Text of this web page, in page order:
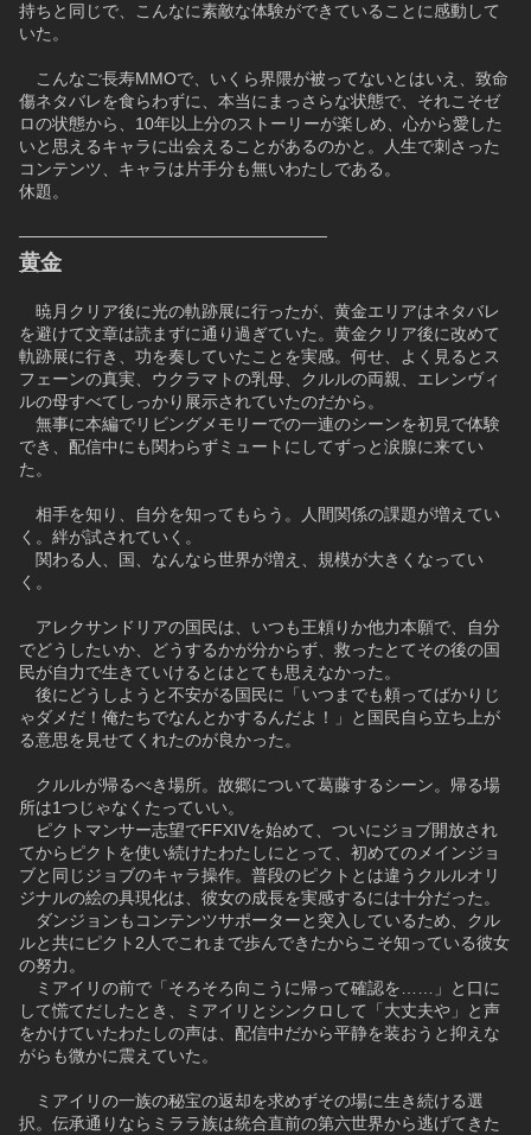
持ちと同じで、こんなに素敵な体験ができていることに感動して
いた。
こんなご長寿MMOで、いくら界隈が被ってないとはいえ、致命
傷ネタバレを食らわずに、本当にまっさらな状態で、それこそゼ
ロの状態から、10年以上分のストーリーが楽しめ、心から愛した
いと思えるキャラに出会えることがあるのかと。人生で刺さった
コンテンツ、キャラは片手分も無いわたしである。
休題。
──────────────────────────
黄金
暁月クリア後に光の軌跡展に行ったが、黄金エリアはネタバレ
を避けて文章は読まずに通り過ぎていた。黄金クリア後に改めて
軌跡展に行き、功を奏していたことを実感。何せ、よく見るとス
フェーンの真実、ウクラマトの乳母、クルルの両親、エレンヴィ
ルの母すべてしっかり展示されていたのだから。
無事に本編でリビングメモリーでの一連のシーンを初見で体験
でき、配信中にも関わらずミュートにしてずっと涙腺に来てい
た。
相手を知り、自分を知ってもらう。人間関係の課題が増えてい
く。絆が試されていく。
関わる人、国、なんなら世界が増え、規模が大きくなってい
く。
アレクサンドリアの国民は、いつも王頼りか他力本願で、自分
でどうしたいか、どうするかが分からず、救ったとてその後の国
民が自力で生きていけるとはとても思えなかった。
後にどうしようと不安がる国民に「いつまでも頼ってばかりじ
ゃダメだ！俺たちでなんとかするんだよ！」と国民自ら立ち上が
る意思を見せてくれたのが良かった。
クルルが帰るべき場所。故郷について葛藤するシーン。帰る場
所は1つじゃなくたっていい。
ピクトマンサー志望でFFXIVを始めて、ついにジョブ開放され
てからピクトを使い続けたわたしにとって、初めてのメインジョ
ブと同じジョブのキャラ操作。普段のピクトとは違うクルルオリ
ジナルの絵の具現化は、彼女の成長を実感するには十分だった。
ダンジョンもコンテンツサポーターと突入しているため、クル
ルと共にピクト2人でこれまで歩んできたからこそ知っている彼女
の努力。
ミアイリの前で「そろそろ向こうに帰って確認を……」と口に
して慌てだしたとき、ミアイリとシンクロして「大丈夫や」と声
をかけていたわたしの声は、配信中だから平静を装おうと抑えな
がらも微かに震えていた。
ミアイリの一族の秘宝の返却を求めずその場に生き続ける選
択。伝承通りならミララ族は統合直前の第六世界から逃げてきた